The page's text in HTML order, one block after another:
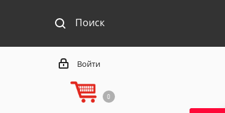
Поиск
Войти
0